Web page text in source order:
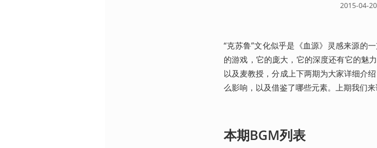
2015-04-20
“克苏鲁”文化似乎是《血源》灵感来源的
的游戏，它的庞大，它的深度还有它的魅
以及麦教授，分成上下两期为大家详细介
么影响，以及借鉴了哪些元素。上期我们
本期BGM列表